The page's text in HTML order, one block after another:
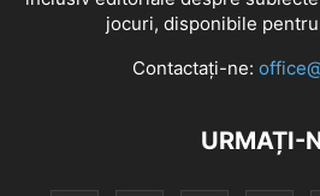
jocuri, disponibile
Contactați-ne:
URMAȚI-